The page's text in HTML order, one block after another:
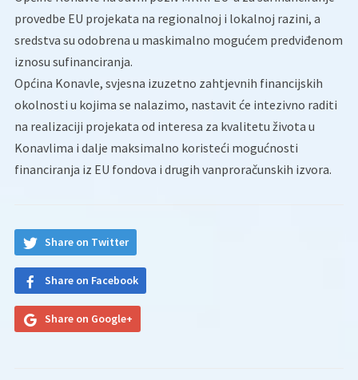
provedbe EU projekata na regionalnoj i lokalnoj razini, a
sredstva su odobrena u maskimalno mogućem predviđenom
iznosu sufinanciranja.
Općina Konavle, svjesna izuzetno zahtjevnih financijskih
okolnosti u kojima se nalazimo, nastavit će intezivno raditi
na realizaciji projekata od interesa za kvalitetu života u
Konavlima i dalje maksimalno koristeći mogućnosti
financiranja iz EU fondova i drugih vanproračunskih izvora.
Share on Twitter
Share on Facebook
Share on Google+